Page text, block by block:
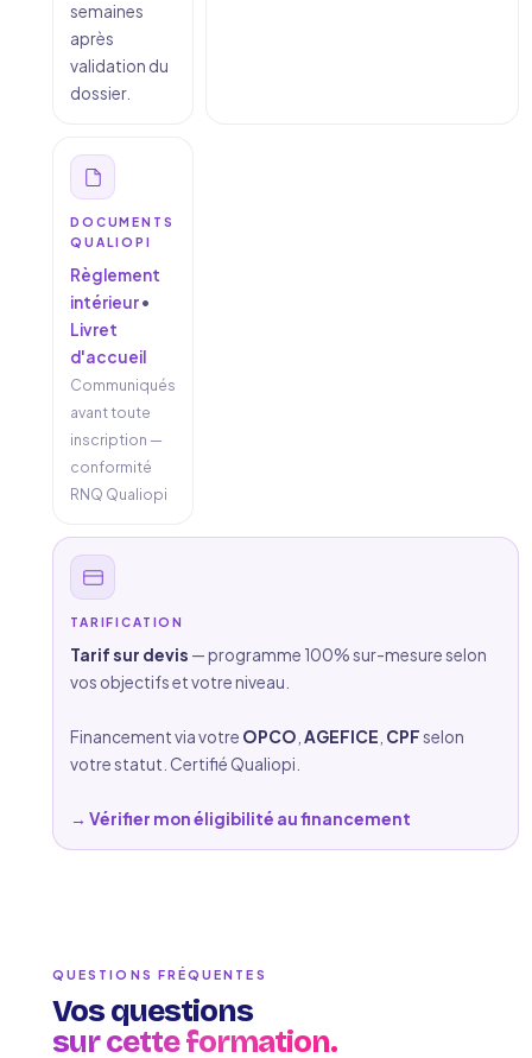
semaines
après
validation du
dossier.
DOCUMENTS
QUALIOPI
Règlement
intérieur•
Livret
d'accueil
Communiqués
avant toute
inscription —
conformité
RNQ Qualiopi
TARIFICATION
Tarif sur devis — programme 100% sur-mesure selon
vos objectifs et votre niveau.
Financement via votre OPCO AGEFICE CPFselon
votre statut. Certifié Qualiopi.
→ Vérifier mon éligibilité au financement
QUESTIONS FRÉQUENTES
Vos questions
sur cette formation.